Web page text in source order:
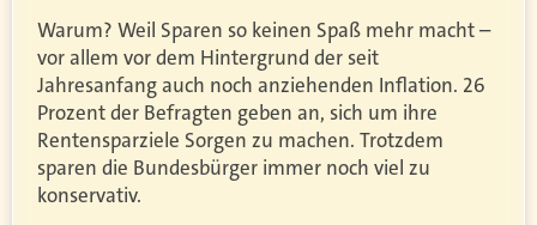
Warum? Weil Sparen so keinen Spaß mehr macht –
vor allem vor dem Hintergrund der seit
Jahresanfang auch noch anziehenden Inflation. 26
Prozent der Befragten geben an, sich um ihre
Rentensparziele Sorgen zu machen. Trotzdem
sparen die Bundesbürger immer noch viel zu
konservativ.